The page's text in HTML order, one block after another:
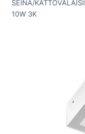
SEINÄ/
10W 3K